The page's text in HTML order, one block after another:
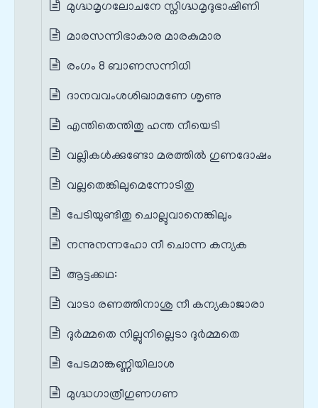
മുഗ്ദ്ധമൃഗലോചനേ സ്നിഗ്ദ്ധമൃദുഭാഷിണി
മാരസന്നിഭാകാര മാരകുമാര
രംഗം 8 ബാണസന്നിധി
ദാനവവംശശിഖാമണേ ശൃണു
എന്തിതെന്തിതു ഹന്ത നീയെടി
വല്ലികൾക്കുണ്ടോ മരത്തിൽ ഗുണദോഷം
വല്ലതെങ്കിലുമെന്നോടിതു
പേടിയുണ്ടിതു ചൊല്ലുവാനെങ്കിലും
നന്നുനന്നഹോ നീ ചൊന്ന കന്യക
ആട്ടക്കഥ:
വാടാ രണത്തിനാശു നീ കന്യകാജാരാ
ദുർമ്മതെ നില്ലുനില്ലെടാ ദുർമ്മതെ
പേടമാങ്കണ്ണിയിലാശ
മുഗ്ദ്ധഗാത്രീഗുണഗണ